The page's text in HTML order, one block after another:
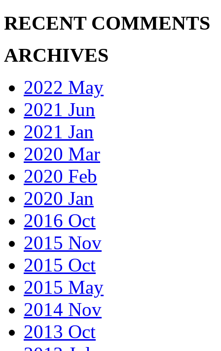
RECENT COMMENTS
ARCHIVES
2022 May
2021 Jun
2021 Jan
2020 Mar
2020 Feb
2020 Jan
2016 Oct
2015 Nov
2015 Oct
2015 May
2014 Nov
2013 Oct